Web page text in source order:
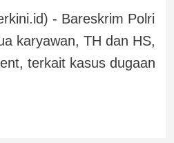
- Bareskrim Polri
karyawan, TH dan HS,
terkait kasus dugaan